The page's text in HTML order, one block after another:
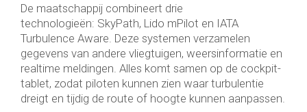
De maatschappij combineert drie
technologieën: SkyPath, Lido mPilot en IATA
Turbulence Aware. Deze systemen verzamelen
gegevens van andere vliegtuigen, weersinformatie en
realtime meldingen. Alles komt samen op de cockpit-
tablet, zodat piloten kunnen zien waar turbulentie
dreigt en tijdig de route of hoogte kunnen aanpassen.